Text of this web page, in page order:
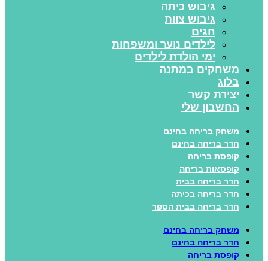
גיבוש כיתה
גיבוש צוות
חגים
לילדים נוער ומשפחות
ימי הולדת לילדים
משחקים במתנה
בלוג
יצירת קשר
החשבון שלי
משחק בריחה בחינם
חדר בריחה בחינם
קופסת בריחה
קופסאות בריחה
חדר בריחה בבית
חדר בריחה בכיתה
חדר בריחה בבית הספר
משחק בריחה בחינם
חדר בריחה בחינם
קופסת בריחה